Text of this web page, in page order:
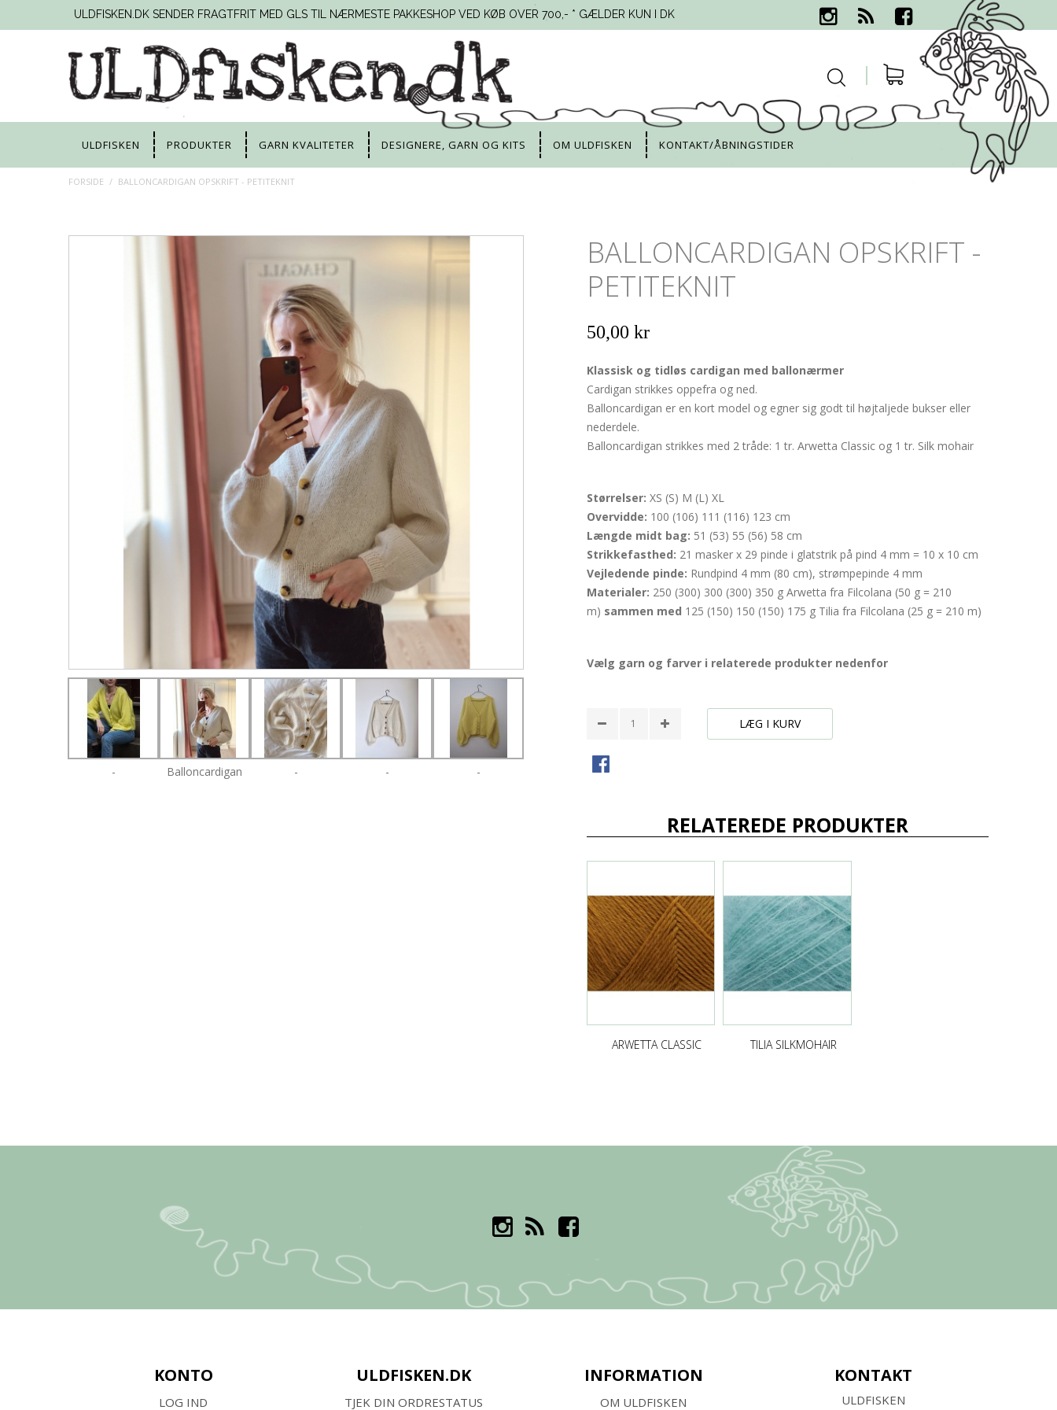
ULDFISKEN.DK SENDER FRAGTFRIT MED GLS TIL NÆRMESTE PAKKESHOP VED KØB OVER 700,- * GÆLDER KUN I DK
ULDFISKEN PRODUKTER GARN KVALITETER DESIGNERE, GARN OG KITS OM ULDFISKEN KONTAKT/ÅBNINGSTIDER
FORSIDE / BALLONCARDIGAN OPSKRIFT - PETITEKNIT
- Balloncardigan - - -
BALLONCARDIGAN OPSKRIFT -
PETITEKNIT
50,00 kr
Klassisk og tidløs cardigan med ballonærmer
Cardigan strikkes oppefra og ned.
Balloncardigan er en kort model og egner sig godt til højtaljede bukser eller
nederdele.
Balloncardigan strikkes med 2 tråde: 1 tr. Arwetta Classic og 1 tr. Silk mohair
Størrelser: XS (S) M (L) XL
Overvidde: 100 (106) 111 (116) 123 cm
Længde midt bag: 51 (53) 55 (56) 58 cm
Strikkefasthed: 21 masker x 29 pinde i glatstrik på pind 4 mm = 10 x 10 cm
Vejledende pinde: Rundpind 4 mm (80 cm), strømpepinde 4 mm
Materialer: 250 (300) 300 (300) 350 g Arwetta fra Filcolana (50 g = 210
m) sammen med 125 (150) 150 (150) 175 g Tilia fra Filcolana (25 g = 210 m)
Vælg garn og farver i relaterede produkter nedenfor
LÆG I KURV
RELATEREDE PRODUKTER
ARWETTA CLASSIC TILIA SILKMOHAIR
KONTO
LOG IND
ULDFISKEN.DK
TJEK DIN ORDRESTATUS
INFORMATION
OM ULDFISKEN
KONTAKT
ULDFISKEN